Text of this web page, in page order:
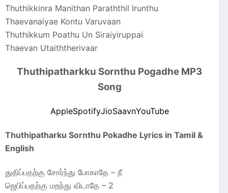
Thuthikkinra Manithan Paraththil Irunthu
Thaevanaiyae Kontu Varuvaan
Thuthikkum Poathu Un Siraiyiruppai
Thaevan Utaiththerivaar
Thuthipatharkku Sornthu Pogadhe MP3
Song
AppleSpotifyJioSaavnYouTube
Thuthipatharku Sornthu Pokadhe Lyrics in Tamil &
English
துதிப்பதற்கு சோர்ந்து போகாதே – நீ
ஜெபிப்பதற்கு மறந்து விடாதே – 2